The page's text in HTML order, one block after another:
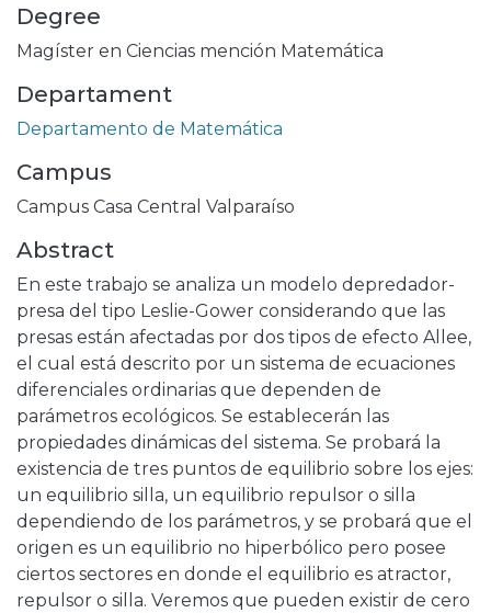
Degree
Magíster en Ciencias mención Matemática
Departament
Departamento de Matemática
Campus
Campus Casa Central Valparaíso
Abstract
En este trabajo se analiza un modelo depredador-
presa del tipo Leslie-Gower considerando que las
presas están afectadas por dos tipos de efecto Allee,
el cual está descrito por un sistema de ecuaciones
diferenciales ordinarias que dependen de
parámetros ecológicos. Se establecerán las
propiedades dinámicas del sistema. Se probará la
existencia de tres puntos de equilibrio sobre los ejes:
un equilibrio silla, un equilibrio repulsor o silla
dependiendo de los parámetros, y se probará que el
origen es un equilibrio no hiperbólico pero posee
ciertos sectores en donde el equilibrio es atractor,
repulsor o silla. Veremos que pueden existir de cero